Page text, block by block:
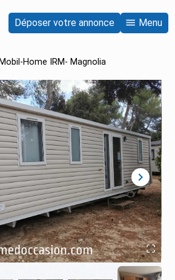
Déposer votre annonce Menu
Mobil-Home IRM- Magnolia
chevron_right